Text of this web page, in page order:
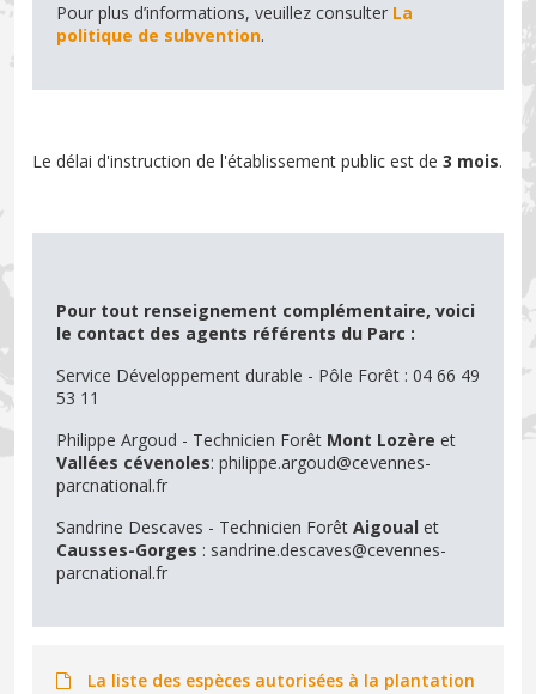
Pour plus d’informations, veuillez consulter La
politique de subvention.
Le délai d'instruction de l'établissement public est de 3 mois.
Pour tout renseignement complémentaire, voici
le contact des agents référents du Parc :
Service Développement durable - Pôle Forêt : 04 66 49
53 11
Philippe Argoud - Technicien Forêt Mont Lozère et
Vallées cévenoles: philippe.argoud@cevennes-
parcnational.fr
Sandrine Descaves - Technicien Forêt Aigoual et
Causses-Gorges : sandrine.descaves@cevennes-
parcnational.fr
La liste des espèces autorisées à la plantation